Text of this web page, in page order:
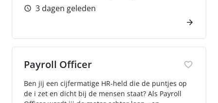
3 dagen geleden
Payroll Officer
Ben jij een cijfermatige HR-held die de puntjes op
de i zet en dicht bij de mensen staat? Als Payroll